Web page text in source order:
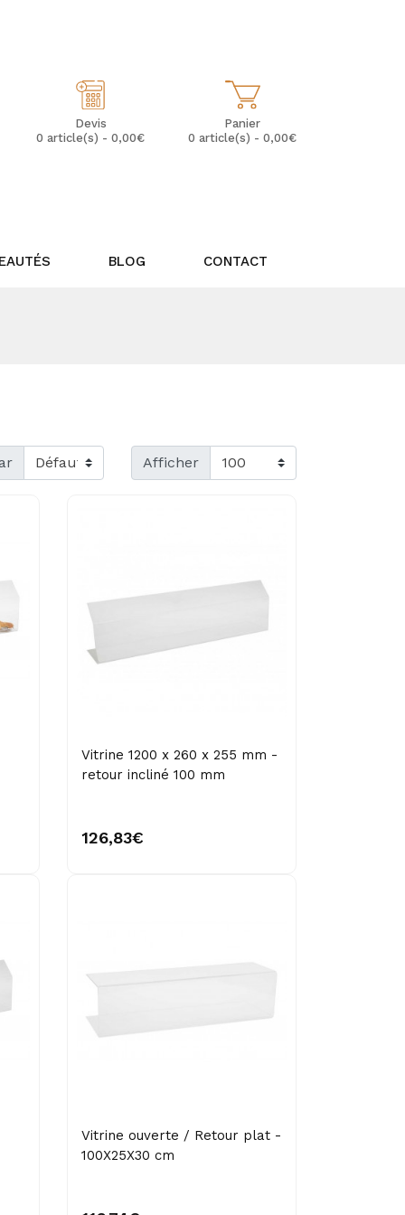
Panier
0 article(s) - 0,00€
Devis
0 article(s) - 0,00€
BLOG CONTACT
Afficher
Vitrine 1200 x 260 x 255 mm -
retour incliné 100 mm
126,83€
Vitrine ouverte / Retour plat -
100X25X30 cm